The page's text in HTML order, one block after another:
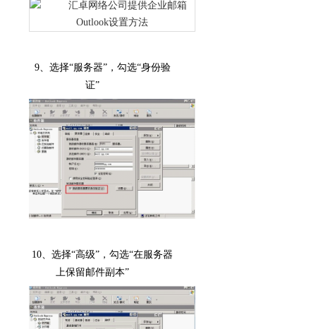
9、选择“服务器”，勾选“身份验
证”
10、选择“高级”，勾选“在服务器
上保留邮件副本”